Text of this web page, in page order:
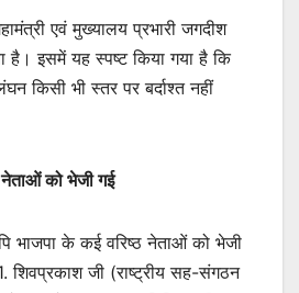
एवं मुख्यालय प्रभारी जगदीश
है। इसमें यह स्पष्ट किया गया है कि
किसी भी स्तर पर बर्दाश्त नहीं
को भेजी गई
भाजपा के कई वरिष्ठ नेताओं को भेजी
शिवप्रकाश जी (राष्ट्रीय सह-संगठन